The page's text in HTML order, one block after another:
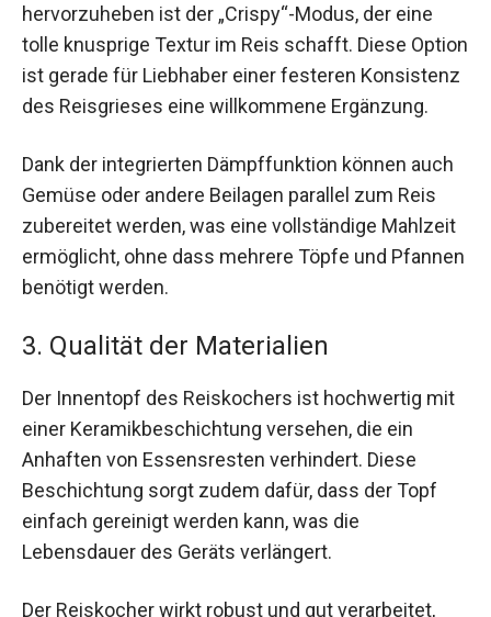
hervorzuheben ist der „Crispy“-Modus, der eine
tolle knusprige Textur im Reis schafft. Diese Option
ist gerade für Liebhaber einer festeren Konsistenz
des Reisgrieses eine willkommene Ergänzung.
Dank der integrierten Dämpffunktion können auch
Gemüse oder andere Beilagen parallel zum Reis
zubereitet werden, was eine vollständige Mahlzeit
ermöglicht, ohne dass mehrere Töpfe und Pfannen
benötigt werden.
3. Qualität der Materialien
Der Innentopf des Reiskochers ist hochwertig mit
einer Keramikbeschichtung versehen, die ein
Anhaften von Essensresten verhindert. Diese
Beschichtung sorgt zudem dafür, dass der Topf
einfach gereinigt werden kann, was die
Lebensdauer des Geräts verlängert.
Der Reiskocher wirkt robust und gut verarbeitet,